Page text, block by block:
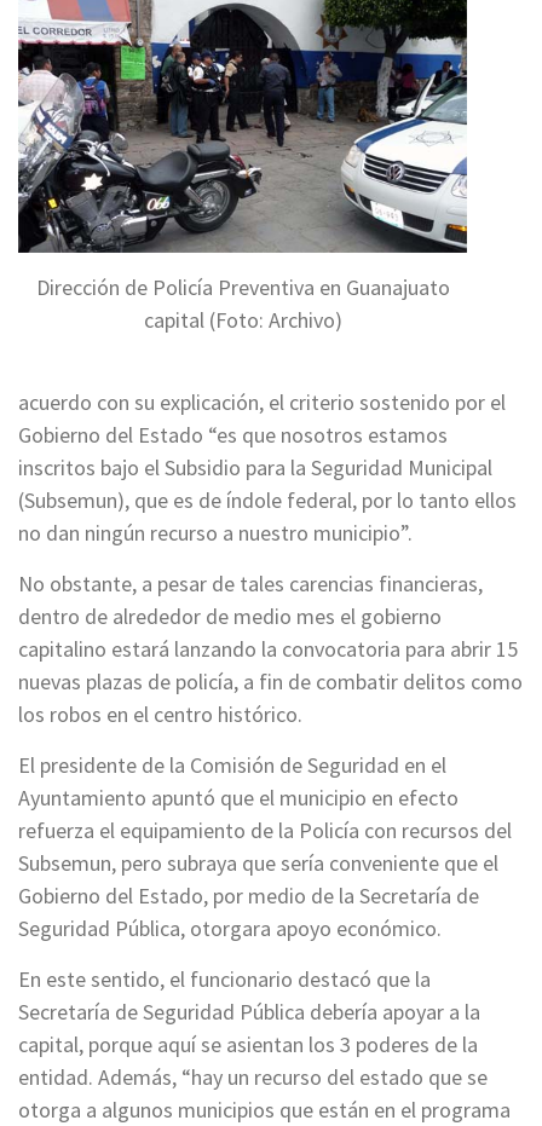
Dirección de Policía Preventiva en Guanajuato
capital (Foto: Archivo)
acuerdo con su explicación, el criterio sostenido por el
Gobierno del Estado “es que nosotros estamos
inscritos bajo el Subsidio para la Seguridad Municipal
(Subsemun), que es de índole federal, por lo tanto ellos
no dan ningún recurso a nuestro municipio”.
No obstante, a pesar de tales carencias financieras,
dentro de alrededor de medio mes el gobierno
capitalino estará lanzando la convocatoria para abrir 15
nuevas plazas de policía, a fin de combatir delitos como
los robos en el centro histórico.
El presidente de la Comisión de Seguridad en el
Ayuntamiento apuntó que el municipio en efecto
refuerza el equipamiento de la Policía con recursos del
Subsemun, pero subraya que sería conveniente que el
Gobierno del Estado, por medio de la Secretaría de
Seguridad Pública, otorgara apoyo económico.
En este sentido, el funcionario destacó que la
Secretaría de Seguridad Pública debería apoyar a la
capital, porque aquí se asientan los 3 poderes de la
entidad. Además, “hay un recurso del estado que se
otorga a algunos municipios que están en el programa